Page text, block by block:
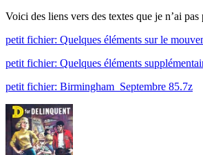
Voici des liens vers des textes que je n’ai
petit fichier: Quelques éléments sur le
petit fichier: Quelques éléments
petit fichier: Birmingham_Septembre 85.7z